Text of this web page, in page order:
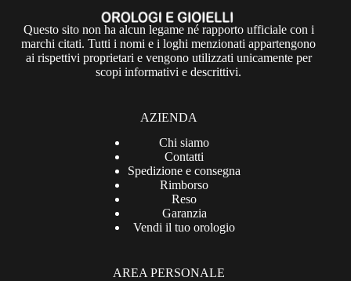
Questo sito non ha alcun legame né rapporto ufficiale con i
marchi citati. Tutti i nomi e i loghi menzionati appartengono
ai rispettivi proprietari e vengono utilizzati unicamente per
scopi informativi e descrittivi.
AZIENDA
Chi siamo
Contatti
Spedizione e consegna
Rimborso
Reso
Garanzia
Vendi il tuo orologio
AREA PERSONALE